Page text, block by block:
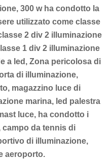
300 w ha condotto la
utilizzato come classe
2 div 2 illuminazione
1 div 2 illuminazione
a led, Zona pericolosa di
di illuminazione,
magazzino luce di
marina, led palestra
luce, ha condotto i
campo da tennis di
di illuminazione,
aeroporto.